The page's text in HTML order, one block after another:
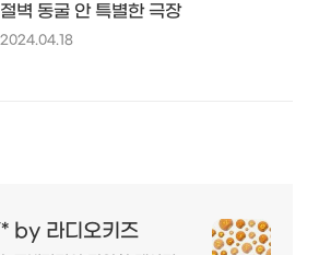
절벽 동굴 안 특별한 극장
2024.04.18
by 라디오키즈